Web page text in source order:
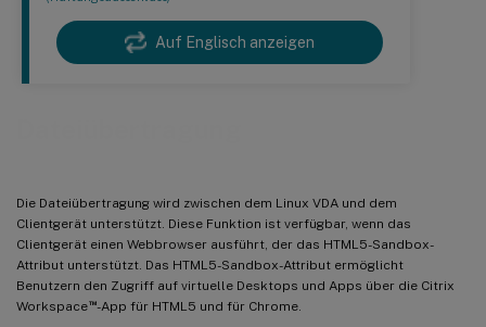
Auf Englisch anzeigen
Die Dateiübertragung wird zwischen dem Linux VDA und dem
Clientgerät unterstützt. Diese Funktion ist verfügbar, wenn das
Clientgerät einen Webbrowser ausführt, der das HTML5-Sandbox-
Attribut unterstützt. Das HTML5-Sandbox-Attribut ermöglicht
Benutzern den Zugriff auf virtuelle Desktops und Apps über die Citrix
Workspace™-App für HTML5 und für Chrome.